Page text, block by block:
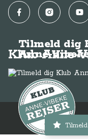
FacebookInstagram
Klub Anne-
Tilmeld dig
Anne-
©